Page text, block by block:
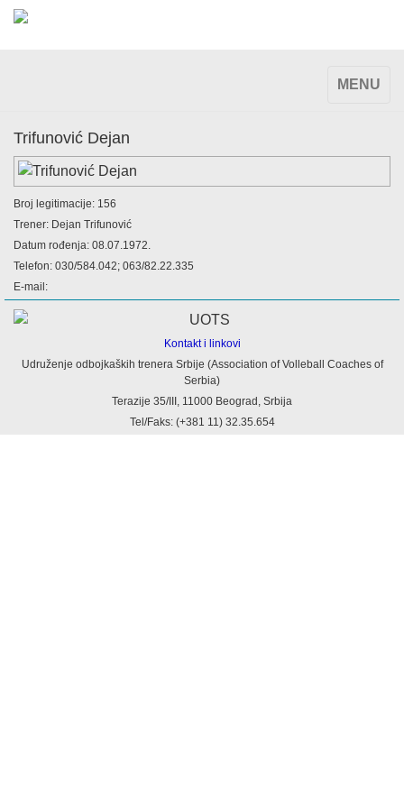
TOGGLE
MENU
Trifunović Dejan
Broj legitimacije: 156
Trener: Dejan Trifunović
Datum rođenja: 08.07.1972.
Telefon: 030/584.042; 063/82.22.335
E-mail:
Kontakt i linkovi
Udruženje odbojkaških trenera Srbije (Association of Volleball Coaches of
Serbia)
Terazije 35/III, 11000 Beograd, Srbija
Tel/Faks: (+381 11) 32.35.654